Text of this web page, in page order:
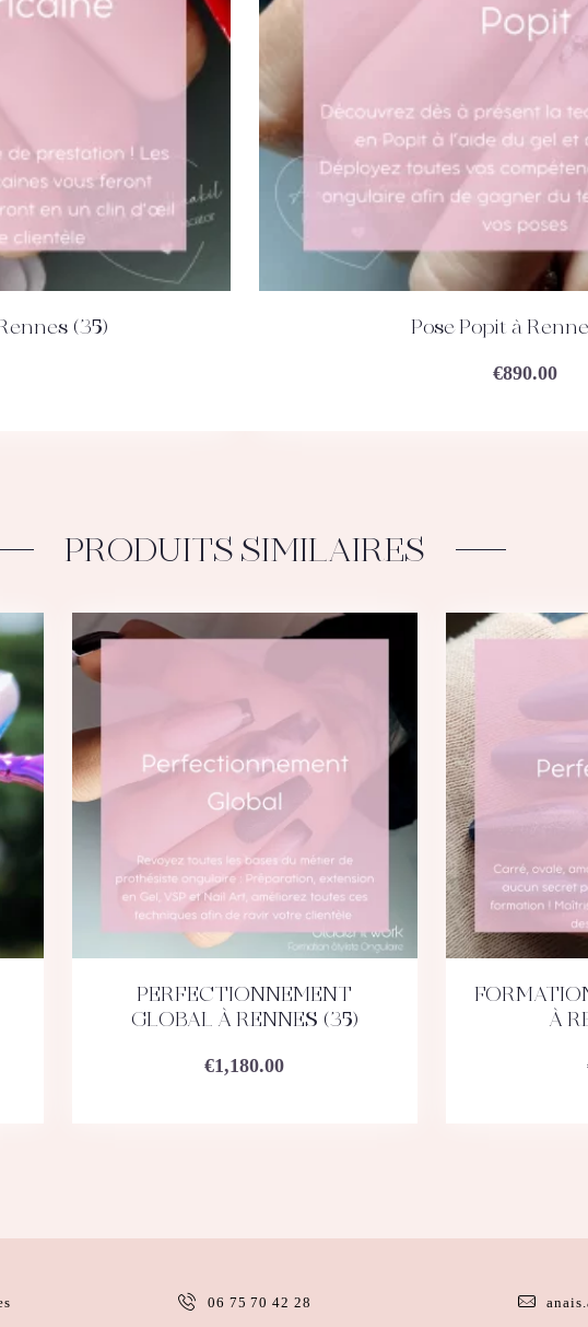
DÉTAILS
(35) ACHETEZPose Popit à
€890.00
PRODUITS SIMILAIRES
ACHETEZ DÉTAILS
PERFECTIONNEMENT
GLOBAL À RENNES (35)
€1,180.00
ACHETEZ
À
06 75 70 42 28